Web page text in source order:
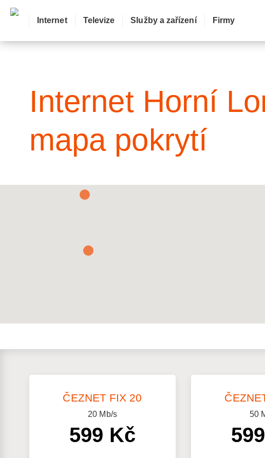
Internet Televize Služby a zařízení Firmy
Internet Horní
mapa pokrytí
ČEZNET FIX 20
20 Mb/s
599 Kč
50
: Mapa pokrytí město